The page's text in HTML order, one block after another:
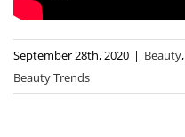
September 28th, 2020 | Beauty,
Beauty Trends